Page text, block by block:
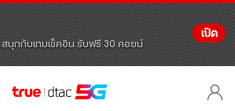
สนุกกับเกมเช็คอิน รับฟรี 30 คอยน์
เปิด